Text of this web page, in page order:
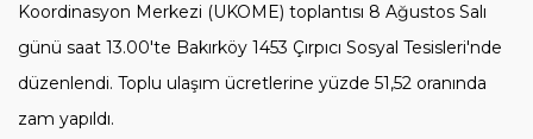
Koordinasyon Merkezi (UKOME) toplantısı 8 Ağustos Salı
günü saat 13.00'te Bakırköy 1453 Çırpıcı Sosyal Tesisleri'nde
düzenlendi. Toplu ulaşım ücretlerine yüzde 51,52 oranında
zam yapıldı.